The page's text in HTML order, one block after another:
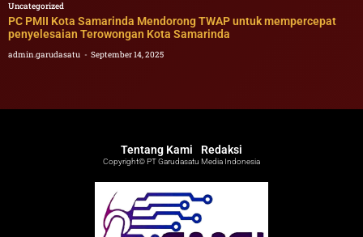
Uncategorized
PC PMII Kota Samarinda Mendorong TWAP untuk mempercepat
penyelesaian Terowongan Kota Samarinda
admin.garudasatu September 14, 2025
Tentang Kami Redaksi
Copyright© PT Garudasatu Media Indonesia